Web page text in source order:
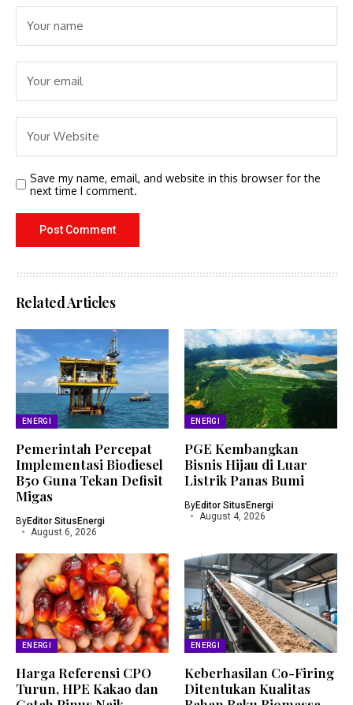
Save my name, email, and website in this browser for the
next time I comment.
Related Articles
ENERGI
Pemerintah Percepat
Implementasi Biodiesel
B50 Guna Tekan Defisit
Migas
ByEditor SitusEnergi
August 6, 2026
ENERGI
PGE Kembangkan
Bisnis Hijau di Luar
Listrik Panas Bumi
ByEditor SitusEnergi
August 4, 2026
ENERGI
Harga Referensi CPO
Turun, HPE Kakao dan
ENERGI
Keberhasilan Co-Firing
Ditentukan Kualitas